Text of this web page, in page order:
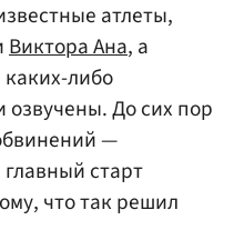
атлеты,
Виктора Ана, а
либо
До сих пор
—
старт
что так решил